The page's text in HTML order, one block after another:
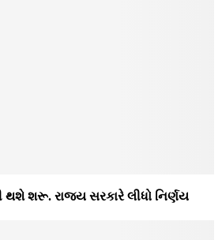
શરૂ. રાજ્ય સરકારે લીધો નિર્ણય